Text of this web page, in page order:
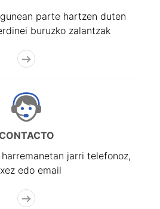
parte hartzen duten
buruzko zalantzak
jarri telefonoz,
edo email